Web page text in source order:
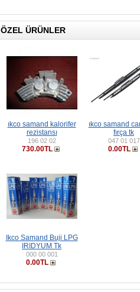
ÖZEL ÜRÜNLER
ıkco samand kalorifer
rezistansı
196 02 02
730.00TL
ıkco samand
fırça tk
047 01 017
0.00TL
Ikco Samand Buji LPG
IRIDYUM Tk
000 00 001
0.00TL